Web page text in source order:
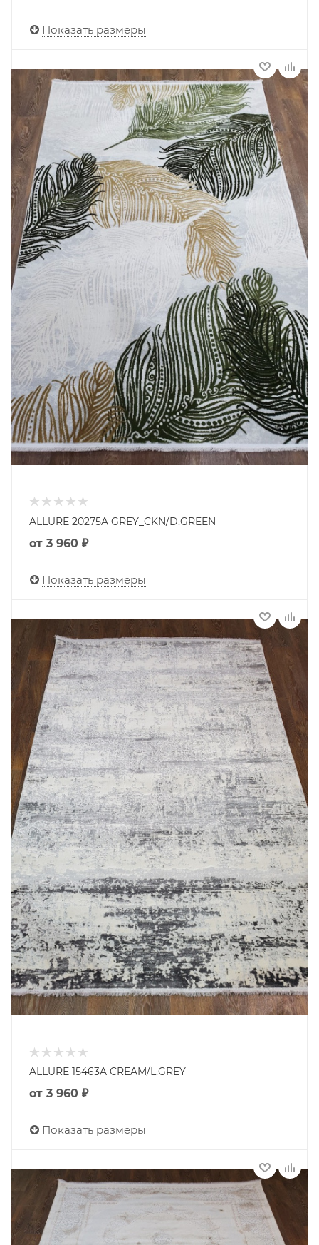
Показать размеры
ALLURE 20275A GREY_CKN/D.GREEN
от 3 960 ₽
Показать размеры
ALLURE 15463A CREAM/L.GREY
от 3 960 ₽
Показать размеры